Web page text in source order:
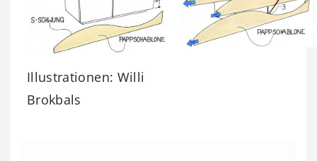
Illustrationen: Willi
Brokbals